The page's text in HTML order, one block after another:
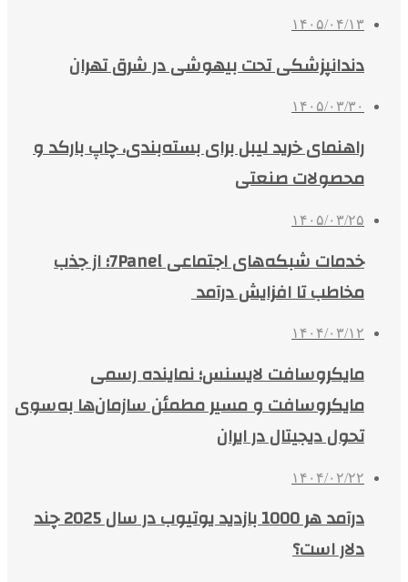
۱۴۰۵/۰۴/۱۳
دندانپزشکی تحت بیهوشی در شرق تهران
۱۴۰۵/۰۳/۳۰
راهنمای خرید لیبل برای بسته‌بندی، چاپ بارکد و
محصولات صنعتی
۱۴۰۵/۰۳/۲۵
خدمات شبکه‌های اجتماعی 7Panel؛ از جذب
مخاطب تا افزایش درآمد
۱۴۰۴/۰۳/۱۲
مایکروسافت لایسنس؛ نماینده رسمی
مایکروسافت و مسیر مطمئن سازمان‌ها به‌سوی
تحول دیجیتال در ایران
۱۴۰۴/۰۲/۲۲
درآمد هر 1000 بازدید یوتیوب در سال 2025 چند
دلار است؟